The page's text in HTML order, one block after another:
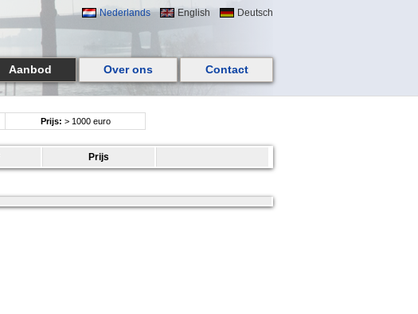
Deutsch
English
Nederlands
Aanbod Over ons Contact
Prijs: > 1000 euro
Prijs